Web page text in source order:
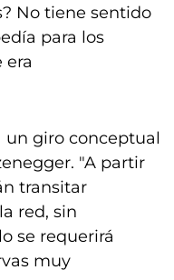
No tiene sentido
para los
era
un giro conceptual
"A partir
transitar
red, sin
se requerirá
muy